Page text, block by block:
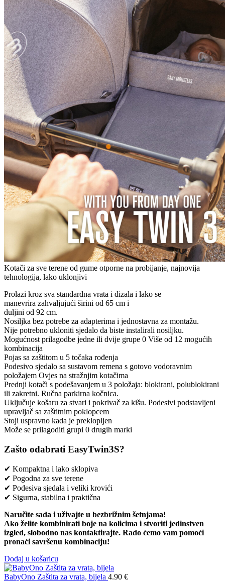
Kotači za sve terene od gume otporne na probijanje, najnovija
tehnologija, lako uklonjivi
Prolazi kroz sva standardna vrata i dizala i lako se
manevrira zahvaljujući širini od 65 cm i
duljini od 92 cm.
Nosiljka bez potrebe za adapterima i jednostavna za montažu.
Nije potrebno ukloniti sjedalo da biste instalirali nosiljku.
Mogućnost prilagodbe jedne ili dvije grupe 0 Više od 12 mogućih
kombinacija
Pojas sa zaštitom u 5 točaka rođenja
Podesivo sjedalo sa sustavom remena s gotovo vodoravnim
položajem Ovjes na stražnjim kotačima
Prednji kotači s podešavanjem u 3 položaja: blokirani, polublokirani
ili zakretni. Ručna parkirna kočnica.
Uključuje košaru za stvari i pokrivač za kišu. Podesivi podstavljeni
upravljač sa zaštitnim poklopcem
Stoji uspravno kada je preklopljen
Može se prilagoditi grupi 0 drugih marki
Zašto odabrati EasyTwin3S?
✔ Kompaktna i lako sklopiva
✔ Pogodna za sve terene
✔ Podesiva sjedala i veliki krovići
✔ Sigurna, stabilna i praktična
Naručite sada i uživajte u bezbrižnim šetnjama!
Ako želite kombinirati boje na kolicima i stvoriti jedinstven
izgled, slobodno nas kontaktirajte. Rado ćemo vam pomoći
pronaći savršenu kombinaciju!
Dodaj u košaricu
BabyOno Zaštita za vrata, bijela 4.90 €